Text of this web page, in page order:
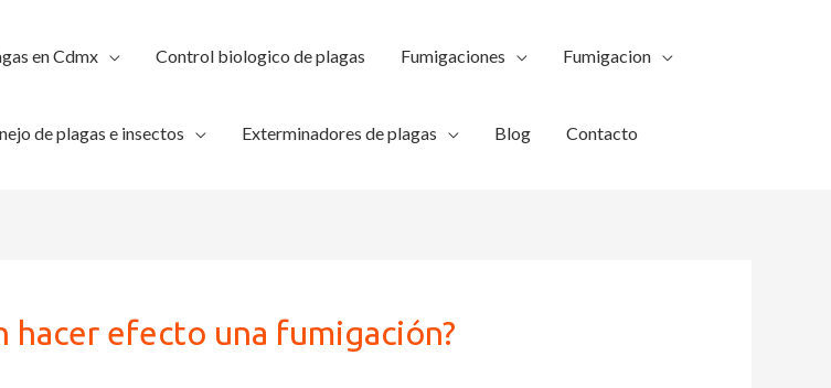
en Cdmx Control biologico de plagas Fumigaciones Fumigacion
de plagas e insectos Exterminadores de plagas Blog Contacto
hacer efecto una fumigación?